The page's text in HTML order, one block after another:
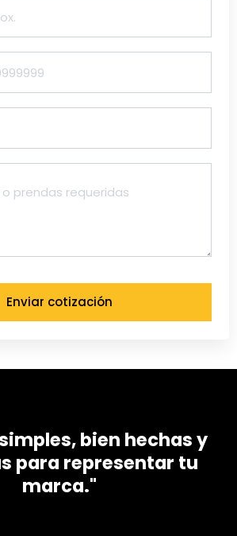
Enviar cotización
bien hechas y
para representar tu
marca."